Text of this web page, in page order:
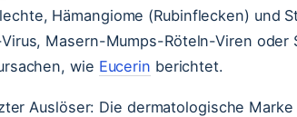
Hämangiome (Rubinflecken) und
Masern-Mumps-Röteln-Viren oder
wie Eucerin berichtet.
Auslöser: Die dermatologische